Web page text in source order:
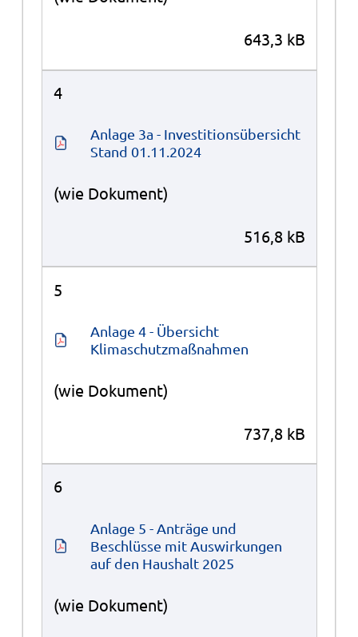
643,3 kB
4
Anlage 3a - Investitionsübersicht
Stand 01.11.2024
(wie Dokument)
516,8 kB
5
Anlage 4 - Übersicht
Klimaschutzmaßnahmen
(wie Dokument)
737,8 kB
6
Anlage 5 - Anträge und
Beschlüsse mit Auswirkungen
auf den Haushalt 2025
(wie Dokument)